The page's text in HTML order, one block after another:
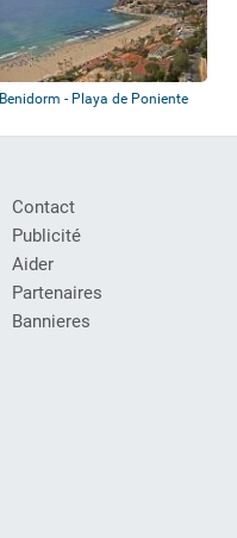
Benidorm - Playa de Poniente
Contact
Publicité
Aider
Partenaires
Bannieres